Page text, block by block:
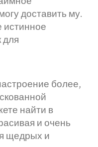
доставить му.
истинное
для
более,
найти в
и очень
щедрых и